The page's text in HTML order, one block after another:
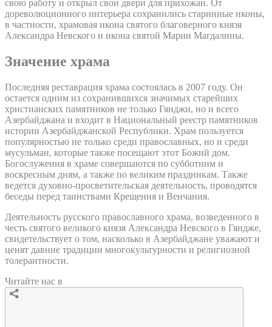
свою работу и открыл свои двери для прихожан. От
дореволюционного интерьера сохранились старинные иконы,
в частности, храмовая икона святого благоверного князя
Александра Невского и икона святой Марии Магдалины.
Значение храма
Последняя реставрация храма состоялась в 2007 году. Он
остается одним из сохранившихся значимых старейших
христианских памятников не только Гянджи, но и всего
Азербайджана и входит в Национальный реестр памятников
истории Азербайджанской Республики. Храм пользуется
популярностью не только среди православных, но и среди
мусульман, которые также посещают этот Божий дом.
Богослужения в храме совершаются по субботним и
воскресным дням, а также по великим праздникам. Также
ведется духовно-просветительская деятельность, проводятся
беседы перед таинствами Крещения и Венчания.
Деятельность русского православного храма, возведенного в
честь святого великого князя Александра Невского в Гяндже,
свидетельствует о том, насколько в Азербайджане уважают и
ценят давние традиции многокультурности и религиозной
толерантности.
Читайте нас в